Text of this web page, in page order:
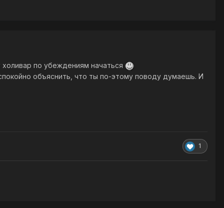
по убеждениям начаться
объяснить, что ты по-этому поводу думаешь. И
1